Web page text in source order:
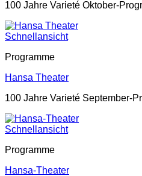
100 Jahre Varieté Oktober-
Schnellansicht
Programme
Hansa Theater
100 Jahre Varieté September-
Schnellansicht
Programme
Hansa-Theater